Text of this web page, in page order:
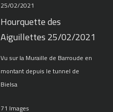
Hourquette des
Aiguillettes 25/02/2021
Vu sur la Muraille de Barroude en
montant depuis le tunnel de
Bielsa
71 Images